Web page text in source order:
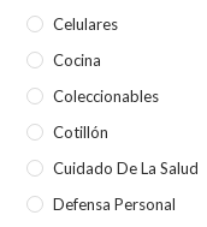
Celulares
Cocina
Coleccionables
Cotillón
Cuidado De La Salud
Defensa Personal